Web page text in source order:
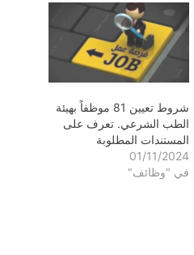
شروط تعيين 81 موظفاً بهيئة
الطب الشرعي. تعرف على
المستندات المطلوبة
01/11/2024
في "وظائف"